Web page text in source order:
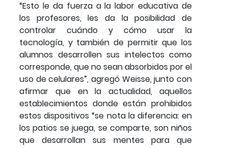
“Esto le da fuerza a la labor educativa de
los profesores, les da la posibilidad de
controlar cuándo y cómo usar la
tecnología, y también de permitir que los
alumnos desarrollen sus intelectos como
corresponde, que no sean absorbidos por el
uso de celulares”, agregó Weisse, junto con
afirmar que en la actualidad, aquellos
establecimientos donde están prohibidos
estos dispositivos “se nota la diferencia: en
los patios se juega, se comparte, son niños
que desarrollan sus mentes para que